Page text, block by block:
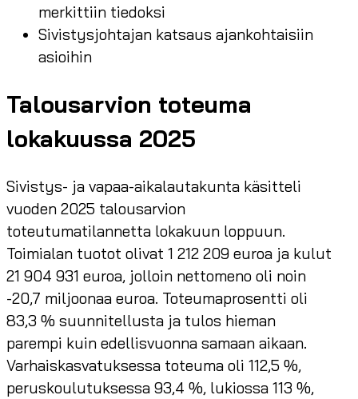
merkittiin tiedoksi
Sivistysjohtajan katsaus ajankohtaisiin
asioihin
Talousarvion toteuma
lokakuussa 2025
Sivistys- ja vapaa-aikalautakunta käsitteli
vuoden 2025 talousarvion
toteutumatilannetta lokakuun loppuun.
Toimialan tuotot olivat 1 212 209 euroa ja kulut
21 904 931 euroa, jolloin nettomeno oli noin
-20,7 miljoonaa euroa. Toteumaprosentti oli
83,3 % suunnitellusta ja tulos hieman
parempi kuin edellisvuonna samaan aikaan.
Varhaiskasvatuksessa toteuma oli 112,5 %,
peruskoulutuksessa 93,4 %, lukiossa 113 %,